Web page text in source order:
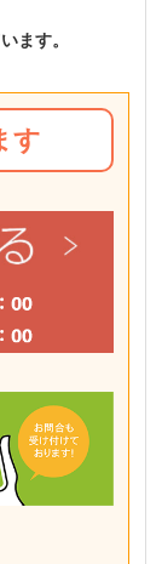
ます。
す